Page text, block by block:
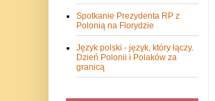
Spotkanie Prezydenta RP z
Polonią na Florydzie
Język polski - język, który łączy.
Dzień Polonii i Polaków za
granicą